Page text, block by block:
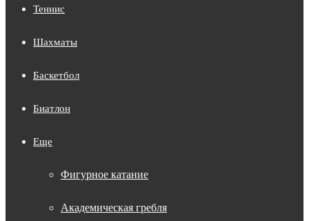
Теннис
Шахматы
Баскетбол
Биатлон
Еще
Фигурное катание
Академическая гребля